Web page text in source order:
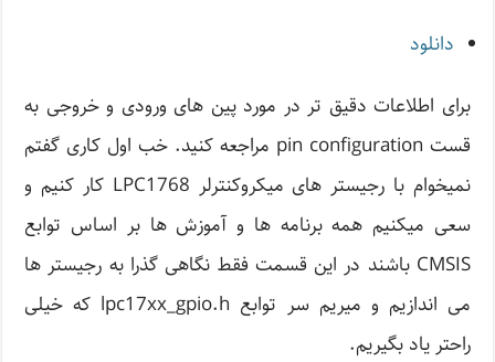
دانلود
برای اطلاعات دقیق تر در مورد پین های ورودی و خروجی به
قست pin configuration مراجعه کنید. خب اول کاری گفتم
نمیخوام با رجیستر های میکروکنترلر LPC1768 کار کنیم و
سعی میکنیم همه برنامه ها و آموزش ها بر اساس توابع
CMSIS باشند در این قسمت فقط نگاهی گذرا به رجیستر ها
می اندازیم و میریم سر توابع lpc17xx_gpio.h که خیلی
راحتر یاد بگیریم.